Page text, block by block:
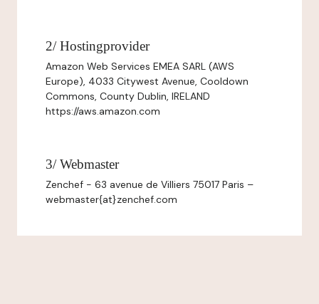
2/ Hostingprovider
Amazon Web Services EMEA SARL (AWS
Europe), 4033 Citywest Avenue, Cooldown
Commons, County Dublin, IRELAND
https://aws.amazon.com
3/ Webmaster
Zenchef - 63 avenue de Villiers 75017 Paris –
webmaster{at}zenchef.com